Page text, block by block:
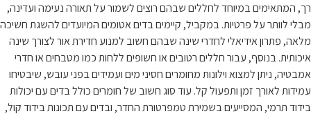
רך, המתאימים במיוחד לחללים שבהם רוצים לשמור על תאורה נעימה ועדינה,
מבלי לוותר על פרטיות. במקביל, קיימים בדים אטומים המיועדים להשגת חשיכה
מלאה, פתרון אידיאלי לחדרי שינה שבהם חשוב למנוע חדירת אור לצורך שינה
איכותית. בנוסף, עבור חללים רטובים או חשופים ללחות כמו מטבחים או חדרי
אמבטיה, ניתן למצוא וילונות מחומרים חסיני מים ועמידים בפני עובש, שיבטיחו
עמידות לאורך זמן ותפעול קל. עוד סוג חשוב של חומרים כולל בדים עם יכולות
בידוד תרמי, המסייעים בשמירת טמפרטורת החדר, ובדים עם תכונות בידוד קול,